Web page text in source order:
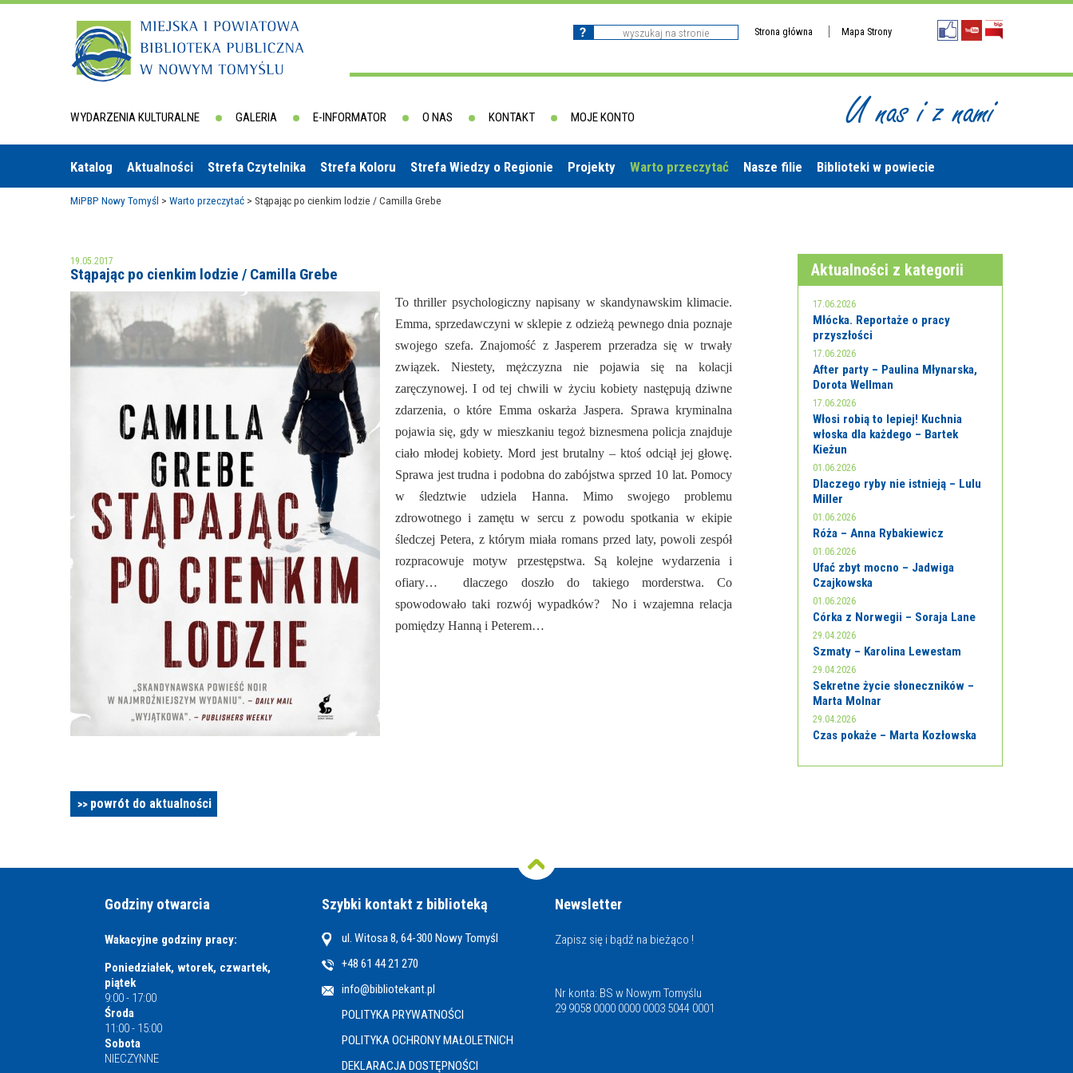
Strona główna Mapa Strony
WYDARZENIA KULTURALNE GALERIA E-INFORMATOR O NAS KONTAKT MOJE KONTO U nas i z nami
Katalog Aktualności Strefa Czytelnika Strefa Koloru Strefa Wiedzy o Regionie Projekty Warto przeczytać Nasze filie Biblioteki w powiecie
MiPBP Nowy Tomyśl > Warto przeczytać > Stąpając po cienkim lodzie / Camilla Grebe
19.05.2017
Stąpając po cienkim lodzie / Camilla Grebe
To thriller psychologiczny napisany w skandynawskim klimacie.
Emma, sprzedawczyni w sklepie z odzieżą pewnego dnia poznaje
swojego szefa. Znajomość z Jasperem przeradza się w trwały
związek. Niestety, mężczyzna nie pojawia się na kolacji
zaręczynowej. I od tej chwili w życiu kobiety następują dziwne
zdarzenia, o które Emma oskarża Jaspera. Sprawa kryminalna
pojawia się, gdy w mieszkaniu tegoż biznesmena policja znajduje
ciało młodej kobiety. Mord jest brutalny – ktoś odciął jej głowę.
Sprawa jest trudna i podobna do zabójstwa sprzed 10 lat. Pomocy
w śledztwie udziela Hanna. Mimo swojego problemu
zdrowotnego i zamętu w sercu z powodu spotkania w ekipie
śledczej Petera, z którym miała romans przed laty, powoli zespół
rozpracowuje motyw przestępstwa. Są kolejne wydarzenia i
ofiary… dlaczego doszło do takiego morderstwa. Co
spowodowało taki rozwój wypadków? No i wzajemna relacja
pomiędzy Hanną i Peterem…
powrót do aktualności
Aktualności z kategorii
17.06.2026
Młócka. Reportaże o pracy
przyszłości
17.06.2026
After party – Paulina Młynarska,
Dorota Wellman
17.06.2026
Włosi robią to lepiej! Kuchnia
włoska dla każdego – Bartek
Kieżun
01.06.2026
Dlaczego ryby nie istnieją – Lulu
Miller
01.06.2026
Róża – Anna Rybakiewicz
01.06.2026
Ufać zbyt mocno – Jadwiga
Czajkowska
01.06.2026
Córka z Norwegii – Soraja Lane
29.04.2026
Szmaty – Karolina Lewestam
29.04.2026
Sekretne życie słoneczników –
Marta Molnar
29.04.2026
Czas pokaże – Marta Kozłowska
Godziny otwarcia
Wakacyjne godziny pracy:
Poniedziałek, wtorek, czwartek,
piątek
9:00 - 17:00
Środa
11:00 - 15:00
Sobota
NIECZYNNE
Szybki kontakt z biblioteką
ul. Witosa 8, 64-300 Nowy Tomyśl
+48 61 44 21 270
info@bibliotekant.pl
POLITYKA PRYWATNOŚCI
POLITYKA OCHRONY MAŁOLETNICH
DEKLARACJA DOSTĘPNOŚCI
Newsletter
Zapisz się i bądź na bieżąco !
Nr konta: BS w Nowym Tomyślu
29 9058 0000 0000 0003 5044 0001